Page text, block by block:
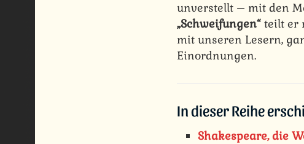
unverstellt – mit den
„Schweifungen“ teilt er
mit unseren Lesern,
Einordnungen.
In dieser Reihe
Shakespeare, die